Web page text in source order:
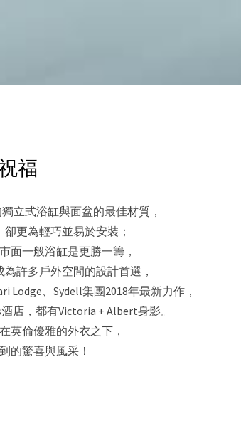
福
立式浴缸與面盆的最佳材質，
更為輕巧並易於安裝；
面一般浴缸是更勝一籌，
許多戶外空間的設計首選，
、Sydell集團2018年最新力作，
店，都有Victoria + Albert身影。
英倫優雅的外衣之下，
的驚喜與風采！